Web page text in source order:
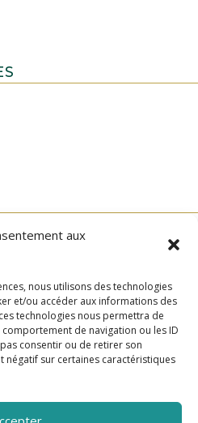
aux
nous utilisons des technologies
et/ou accéder aux informations des
technologies nous permettra de
de navigation ou les ID
consentir ou de retirer son
négatif sur certaines caractéristiques